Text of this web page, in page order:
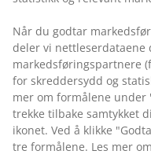
MEST VANLIGE
Når vil min ordre bli
Kan jeg bestille varer via
Hvordan blir min ordre
Hva er fraktprisen?
Når du godtar
deler vi nettleserdataene
markedsføringspartnere
for skreddersydd og
mer om formålene under
trekke tilbake samtykket
ikonet. Ved å klikke
tre formålene. Les mer